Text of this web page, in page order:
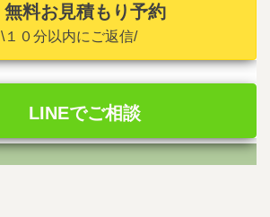
無料お見積もり予約
\１０分以内にご返信/
LINEでご相談